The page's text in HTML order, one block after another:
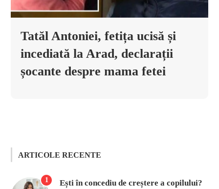
Tatăl Antoniei, fetița ucisă și
incediată la Arad, declarații
șocante despre mama fetei
ARTICOLE RECENTE
1
Ești în concediu de creștere a copilului?